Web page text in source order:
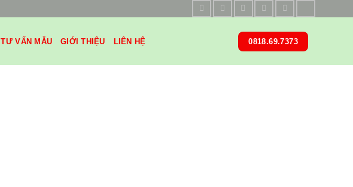
TƯ VẤN MẪU GIỚI THIỆU LIÊN HỆ 0818.69.7373